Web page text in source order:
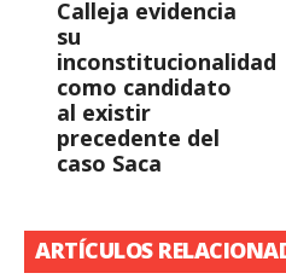
Calleja evidencia
su
inconstitucionalidad
como candidato
al existir
precedente del
caso Saca
ARTÍCULOS